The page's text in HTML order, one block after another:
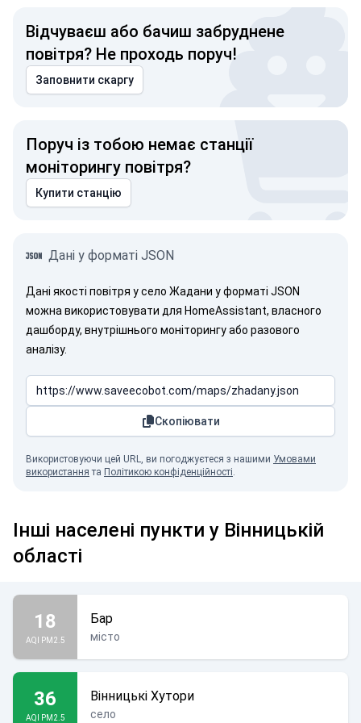
Відчуваєш або бачиш забруднене
повітря? Не проходь поруч!
Заповнити скаргу
Поруч із тобою немає станції
моніторингу повітря?
Купити станцію
Дані у форматі JSON
Дані якості повітря у село Жадани у форматі JSON
можна використовувати для HomeAssistant, власного
дашборду, внутрішнього моніторингу або разового
аналізу.
Скопіювати
Використовуючи цей URL, ви погоджуєтеся з нашими Умовами
використання та Політикою конфіденційності.
Інші населені пункти у Вінницькій
області
18
AQI PM2.5
Бар
місто
36
AQI PM2.5
Вінницькі Хутори
село